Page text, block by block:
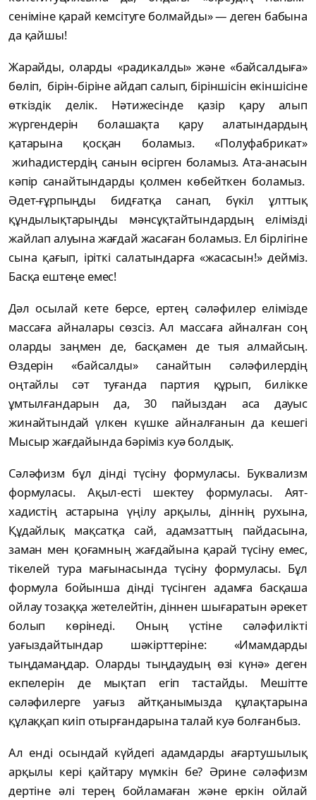
сеніміне қарай кемсітуге болмайды» — деген бабына
да қайшы!
Жарайды, оларды «радикалды» және «байсалдыға»
бөліп, бірін-біріне айдап салып, біріншісін екіншісіне
өткіздік делік. Нәтижесінде қазір қару алып
жүргендерін болашақта қару алатындардың
қатарына қосқан боламыз. «Полуфабрикат»
жиһадистердің санын өсірген боламыз. Ата-анасын
кәпір санайтындарды қолмен көбейткен боламыз.
Әдет-ғұрпыңды бидғатқа санап, бүкіл ұлттық
құндылықтарыңды мәнсұқтайтындардың елімізді
жайлап алуына жағдай жасаған боламыз. Ел бірлігіне
сына қағып, іріткі салатындарға «жасасын!» дейміз.
Басқа ештеңе емес!
Дәл осылай кете берсе, ертең сәләфилер елімізде
массаға айналары сөзсіз. Ал массаға айналған соң
оларды заңмен де, басқамен де тыя алмайсың.
Өздерін «байсалды» санайтын сәләфилердің
оңтайлы сәт туғанда партия құрып, билікке
ұмтылғандарын да, 30 пайыздан аса дауыс
жинайтындай үлкен күшке айналғанын да кешегі
Мысыр жағдайында бәріміз куә болдық.
Сәләфизм бұл дінді түсіну формуласы. Буквализм
формуласы. Ақыл-есті шектеу формуласы. Аят-
хадистің астарына үңілу арқылы, діннің рухына,
Құдайлық мақсатқа сай, адамзаттың пайдасына,
заман мен қоғамның жағдайына қарай түсіну емес,
тікелей тура мағынасында түсіну формуласы. Бұл
формула бойынша дінді түсінген адамға басқаша
ойлау тозаққа жетелейтін, діннен шығаратын әрекет
болып көрінеді. Оның үстіне сәләфилікті
уағыздайтындар шәкірттеріне: «Имамдарды
тыңдамаңдар. Оларды тыңдаудың өзі күнә» деген
екпелерін де мықтап егіп тастайды. Мешітте
сәләфилерге уағыз айтқанымызда құлақтарына
құлаққап киіп отырғандарына талай куә болғанбыз.
Ал енді осындай күйдегі адамдарды ағартушылық
арқылы кері қайтару мүмкін бе? Әрине сәләфизм
дертіне әлі терең бойламаған және еркін ойлай